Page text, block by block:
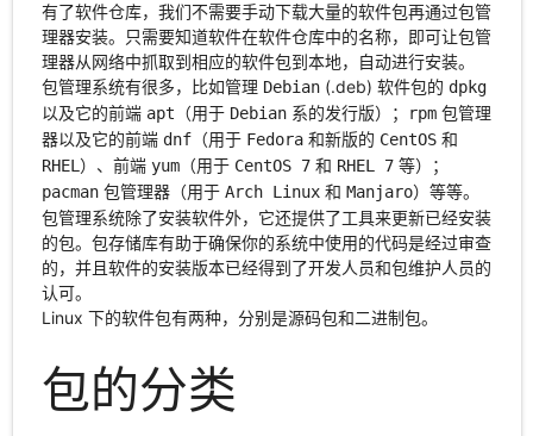
有了软件仓库，我们不需要手动下载大量的软件包再通过包管
理器安装。只需要知道软件在软件仓库中的名称，即可让包管
理器从网络中抓取到相应的软件包到本地，自动进行安装。
包管理系统有很多，比如管理 Debian(.deb) 软件包的 dpkg
以及它的前端 apt （用于 Debian系的发行版）； rpm包管理
器以及它的前端 dnf（用于 Fedora和新版的 CentOS和
RHEL）、前端 yum（用于 CentOS 7和 RHEL 7等）；
pacman包管理器（用于 Arch Linux和 Manjaro）等等。
包管理系统除了安装软件外，它还提供了工具来更新已经安装
的包。包存储库有助于确保你的系统中使用的代码是经过审查
的，并且软件的安装版本已经得到了开发人员和包维护人员的
认可。
Linux 下的软件包有两种，分别是源码包和二进制包。
包的分类